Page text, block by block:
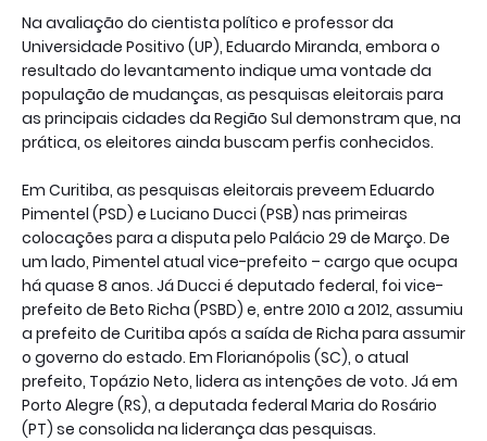
Na avaliação do cientista político e professor da
Universidade Positivo (UP), Eduardo Miranda, embora o
resultado do levantamento indique uma vontade da
população de mudanças, as pesquisas eleitorais para
as principais cidades da Região Sul demonstram que, na
prática, os eleitores ainda buscam perfis conhecidos.
Em Curitiba, as pesquisas eleitorais preveem Eduardo
Pimentel (PSD) e Luciano Ducci (PSB) nas primeiras
colocações para a disputa pelo Palácio 29 de Março. De
um lado, Pimentel atual vice-prefeito – cargo que ocupa
há quase 8 anos. Já Ducci é deputado federal, foi vice-
prefeito de Beto Richa (PSBD) e, entre 2010 a 2012, assumiu
a prefeito de Curitiba após a saída de Richa para assumir
o governo do estado. Em Florianópolis (SC), o atual
prefeito, Topázio Neto, lidera as intenções de voto. Já em
Porto Alegre (RS), a deputada federal Maria do Rosário
(PT) se consolida na liderança das pesquisas.